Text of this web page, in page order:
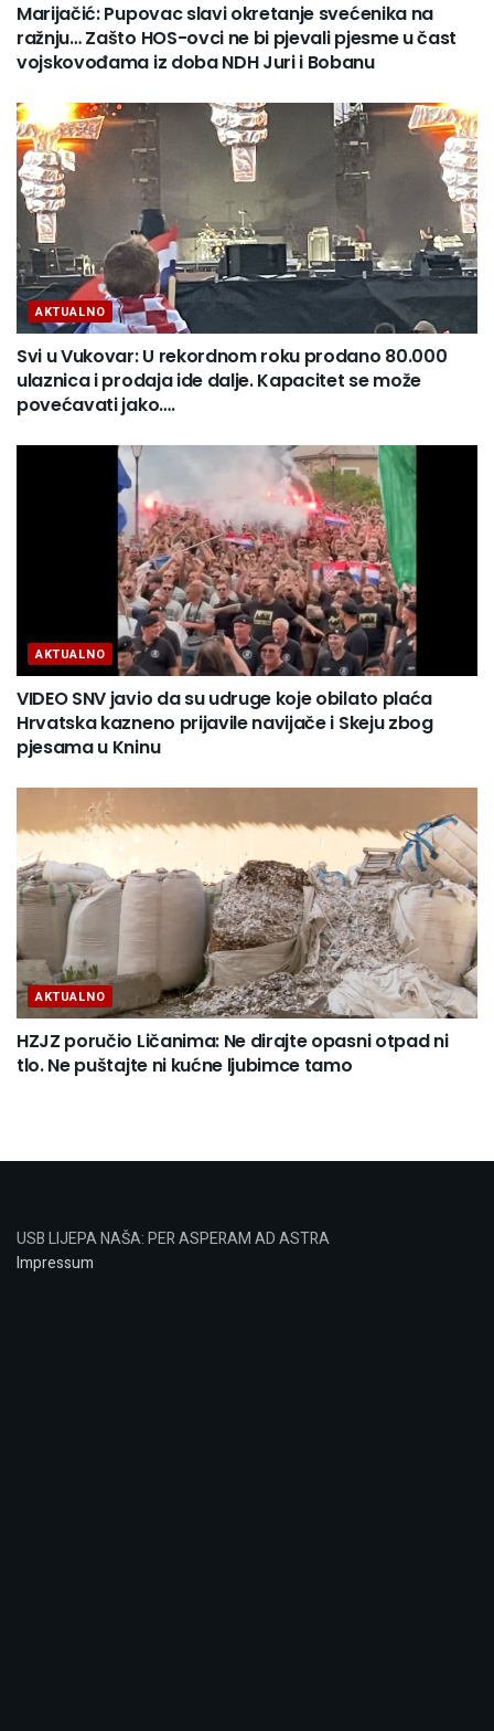
Marijačić: Pupovac slavi okretanje svećenika na
ražnju… Zašto HOS-ovci ne bi pjevali pjesme u čast
vojskovođama iz doba NDH Juri i Bobanu
AKTUALNO
Svi u Vukovar: U rekordnom roku prodano 80.000
ulaznica i prodaja ide dalje. Kapacitet se može
povećavati jako….
AKTUALNO
VIDEO SNV javio da su udruge koje obilato plaća
Hrvatska kazneno prijavile navijače i Skeju zbog
pjesama u Kninu
AKTUALNO
HZJZ poručio Ličanima: Ne dirajte opasni otpad ni
tlo. Ne puštajte ni kućne ljubimce tamo
USB LIJEPA NAŠA: PER ASPERAM AD ASTRA
Impressum